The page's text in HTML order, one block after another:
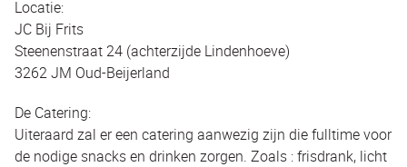
Locatie:
JC Bij Frits
Steenenstraat 24 (achterzijde Lindenhoeve)
3262 JM Oud-Beijerland
De Catering:
Uiteraard zal er een catering aanwezig zijn die fulltime voor
de nodige snacks en drinken zorgen. Zoals : frisdrank, licht